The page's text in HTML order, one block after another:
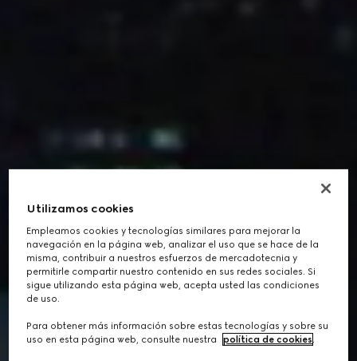
Utilizamos cookies
Empleamos cookies y tecnologías similares para mejorar la
navegación en la página web, analizar el uso que se hace de la
misma, contribuir a nuestros esfuerzos de mercadotecnia y
permitirle compartir nuestro contenido en sus redes sociales. Si
sigue utilizando esta página web, acepta usted las condiciones
de uso.
Para obtener más información sobre estas tecnologías y sobre su
uso en esta página web, consulte nuestra
política de cookies